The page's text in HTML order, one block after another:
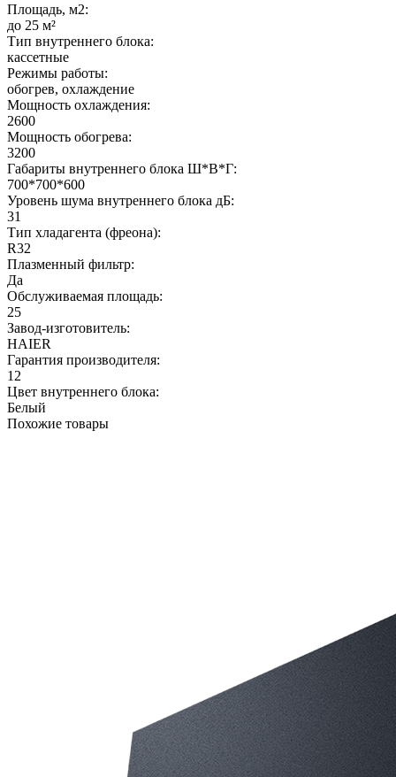
Площадь, м2:
до 25 м²
Тип внутреннего блока:
кассетные
Режимы работы:
обогрев, охлаждение
Мощность охлаждения:
2600
Мощность обогрева:
3200
Габариты внутреннего блока Ш*В*Г:
700*700*600
Уровень шума внутреннего блока дБ:
31
Тип хладагента (фреона):
R32
Плазменный фильтр:
Да
Обслуживаемая площадь:
25
Завод-изготовитель:
HAIER
Гарантия производителя:
12
Цвет внутреннего блока:
Белый
Похожие товары